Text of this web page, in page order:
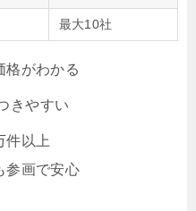
最大10社
格がわかる
きやすい
件以上
参画で安心